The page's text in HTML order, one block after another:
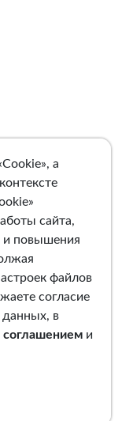
а
сайта,
и повышения
файлов
согласие
данных, в
соглашением и